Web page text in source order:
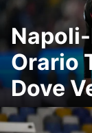
Orario
Dove